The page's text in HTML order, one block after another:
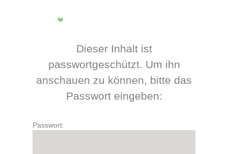
Dieser Inhalt ist
passwortgeschützt. Um ihn
anschauen zu können, bitte das
Passwort eingeben:
Passwort: